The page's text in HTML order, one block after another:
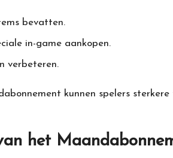
bevatten.
in-game aankopen.
verbeteren.
kunnen spelers
het